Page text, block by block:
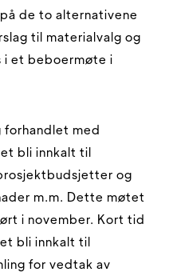
de to alternativene
til materialvalg og
i et beboermøte i
med
bli innkalt til
og
m.m. Dette møtet
i november. Kort tid
bli innkalt til
for vedtak av